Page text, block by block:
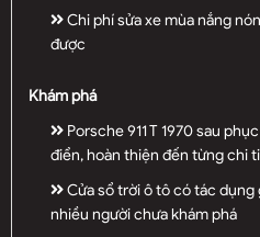
Chi phí sửa xe mùa nắng
được
Khám phá
Porsche 911 T 1970 sau
điển, hoàn thiện đến từng chi
Cửa sổ trời ô tô có tác
nhiều người chưa khám phá